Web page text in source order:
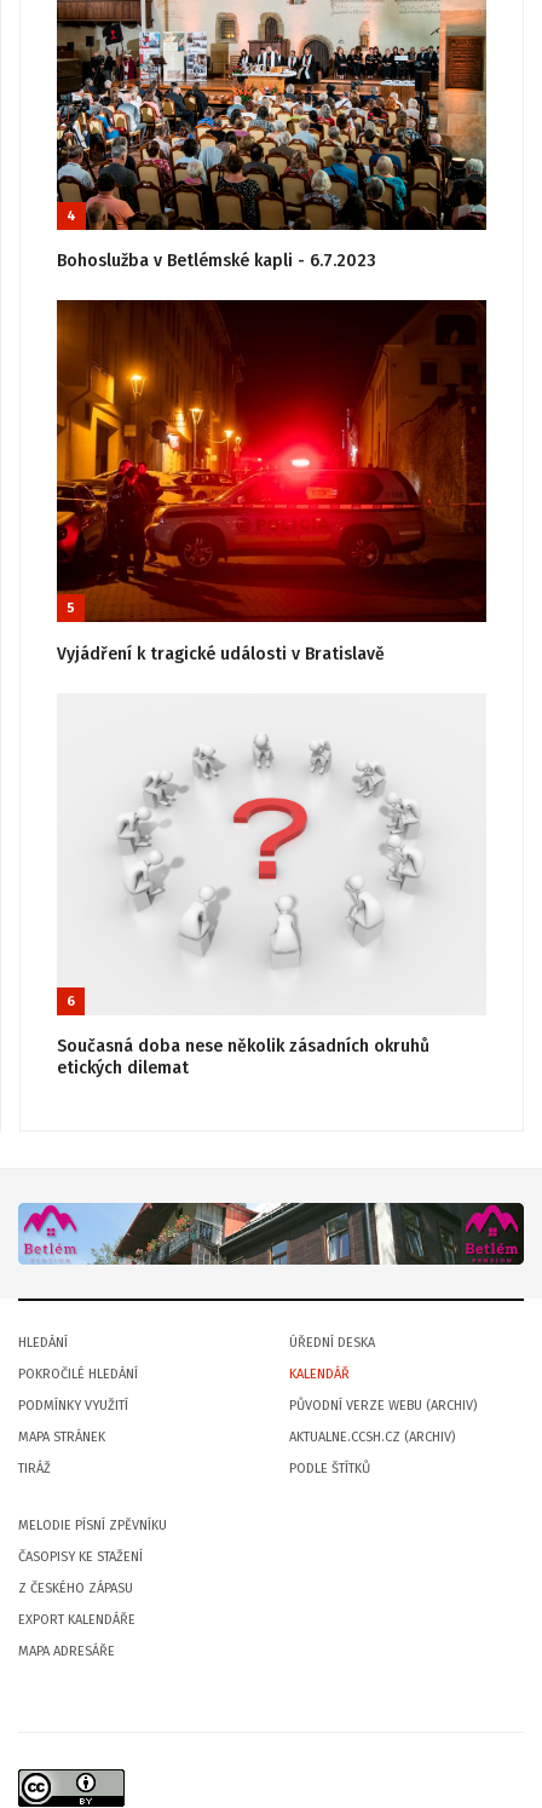
4
Bohoslužba v Betlémské kapli - 6.7.2023
5
Vyjádření k tragické události v Bratislavě
6
Současná doba nese několik zásadních okruhů
etických dilemat
HLEDÁNÍ
POKROČILÉ HLEDÁNÍ
PODMÍNKY VYUŽITÍ
MAPA STRÁNEK
TIRÁŽ
ÚŘEDNÍ DESKA
KALENDÁŘ
PŮVODNÍ VERZE WEBU (ARCHIV)
AKTUALNE.CCSH.CZ (ARCHIV)
PODLE ŠTÍTKŮ
MELODIE PÍSNÍ ZPĚVNÍKU
ČASOPISY KE STAŽENÍ
Z ČESKÉHO ZÁPASU
EXPORT KALENDÁŘE
MAPA ADRESÁŘE